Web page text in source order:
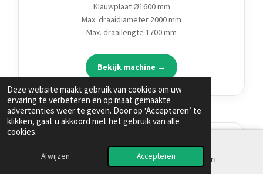
Deze website maakt gebruik van cookies om uw
ervaring te verbeteren en op maat gemaakte
advertenties weer te geven. Door op ‘Accepteren’ te
klikken, gaat u akkoord met het gebruik van alle
cookies.
Afwijzen Accepteren
Klauwplaat Ø1600 mm
Max. draaidiameter 2000 mm
Max. draailengte 1700 mm
Bekijk machine →
LV4500 SERIES
Telefoonnummer LinkedIn